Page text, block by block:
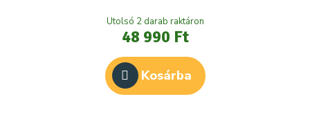
Utolsó 2 darab raktáron
48 990 Ft
Kosárba